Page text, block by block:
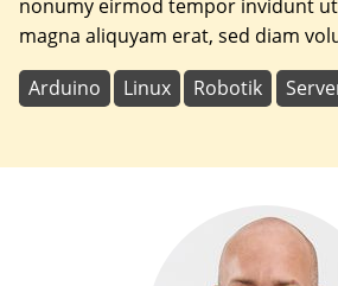
nonumy eirmod tempor invidunt
magna aliquyam erat, sed diam
Arduino Linux Robotik